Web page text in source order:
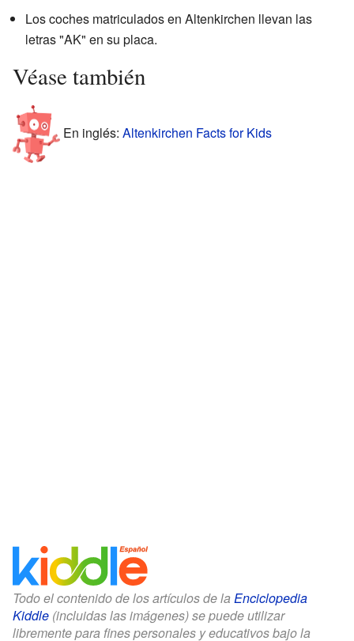
Los coches matriculados en Altenkirchen llevan las
letras "AK" en su placa.
Véase también
En inglés: Altenkirchen Facts for Kids
Todo el contenido de los artículos de la Enciclopedia
Kiddle (incluidas las imágenes) se puede utilizar
libremente para fines personales y educativos bajo la